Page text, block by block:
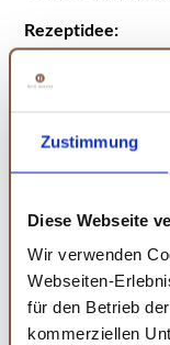
Zustimmung
Diese Webseite
Wir verwenden
Webseiten-
für den Betrieb
kommerziellen
Rezeptidee:
Linsencurry